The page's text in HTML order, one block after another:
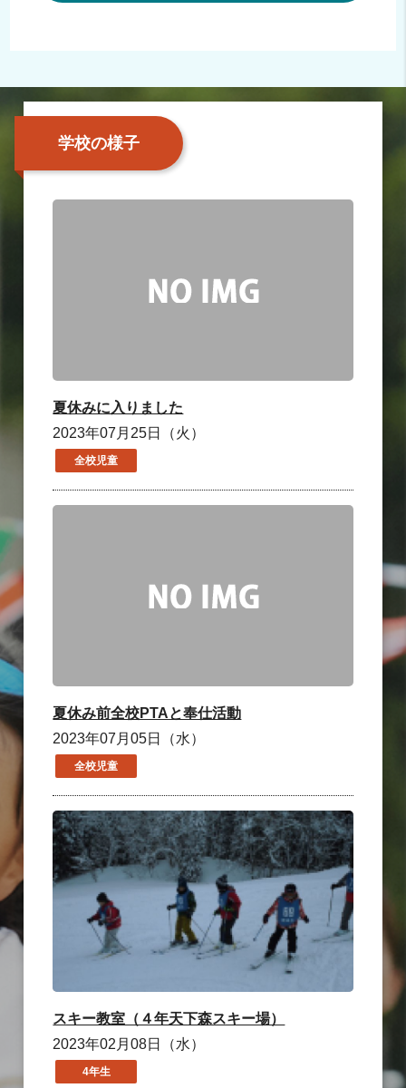
学校の様子
夏休みに入りました
2023年07月25日（火）
全校児童
夏休み前全校PTAと奉仕活動
2023年07月05日（水）
全校児童
スキー教室（４年天下森スキー場）
2023年02月08日（水）
4年生